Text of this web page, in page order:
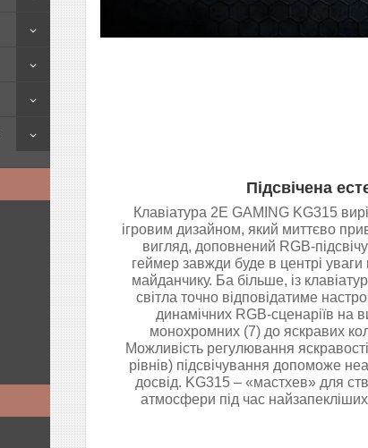
Підсвічена
Клавіатура 2E GAMING KG315
ігровим дизайном, який миттєво
вигляд, доповнений RGB-
геймер завжди буде в центрі
майданчику. Ба більше, із
світла точно відповідатиме
динамічних RGB-сценаріїв на
монохромних (7) до яскравих
Можливість регулювання
рівнів) підсвічування допоможе
досвід. KG315 – «мастхев» для
атмосфери під час